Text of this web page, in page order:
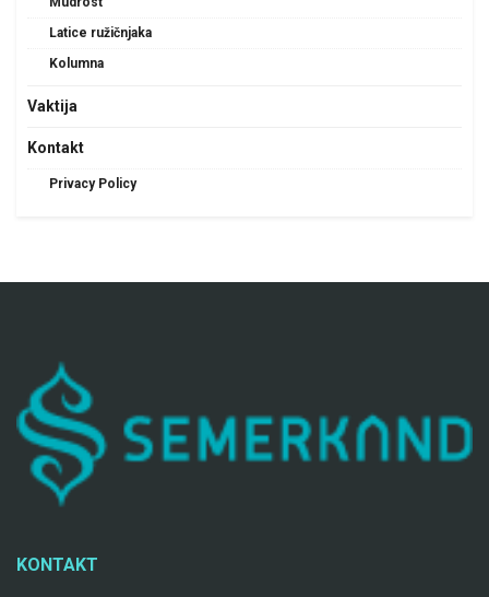
Latice ružičnjaka
Kolumna
Vaktija
Kontakt
Privacy Policy
KONTAKT